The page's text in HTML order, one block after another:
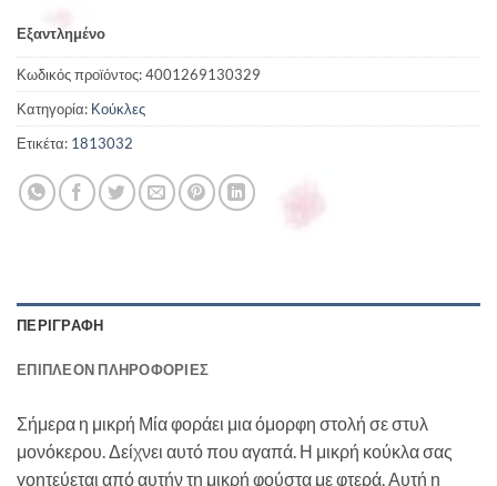
Εξαντλημένο
Κωδικός προϊόντος:4001269130329
Κατηγορία: Κούκλες
Ετικέτα: 1813032
ΠΕΡΙΓΡΑΦΉ
ΕΠΙΠΛΈΟΝ ΠΛΗΡΟΦΟΡΊΕΣ
Σήμερα η μικρή Μία φοράει μια όμορφη στολή σε στυλ
μονόκερου. Δείχνει αυτό που αγαπά. Η μικρή κούκλα σας
γοητεύεται από αυτήν τη μικρή φούστα με φτερά. Αυτή η